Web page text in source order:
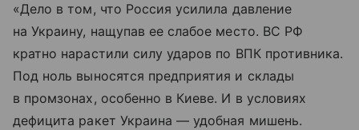
«Дело в том, что Россия усилила давление
на Украину, нащупав ее слабое место. ВС РФ
кратно нарастили силу ударов по ВПК противника.
Под ноль выносятся предприятия и склады
в промзонах, особенно в Киеве. И в условиях
дефицита ракет Украина — удобная мишень.